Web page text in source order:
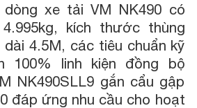
xe tải VM NK490 có
kích thước thùng
dài 4.5M, các tiêu chuẩn kỹ
100% linh kiện đồng bộ
NK490SLL9 gắn cẩu gập
đáp ứng nhu cầu cho hoạt